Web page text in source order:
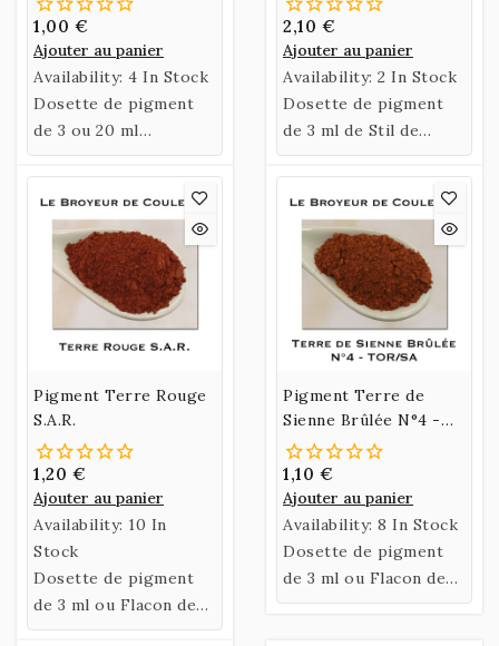
1,00 €
Ajouter au panier
Availability: 4 In Stock
Dosette de pigment
de 3 ou 20 ml
ou Sachet de 60 gr de
Terre de Sienne
Brûlée N°3.
2,10 €
Ajouter au panier
Availability: 2 In Stock
Dosette de pigment
de 3 ml de Stil de
Grain N°2.
Pigment Terre Rouge
S.A.R.
1,20 €
Ajouter au panier
Availability: 10 In
Stock
Dosette de pigment
de 3 ml ou Flacon de
35 ml de Terre Rouge
Pigment Terre de
Sienne Brûlée N°4 -
TOR/SA
1,10 €
Ajouter au panier
Availability: 8 In Stock
Dosette de pigment
de 3 ml ou Flacon de
35 ml de la Terre de